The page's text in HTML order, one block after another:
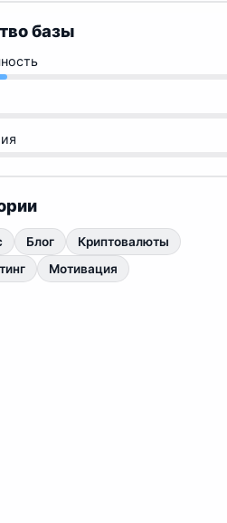
базы
Блог
Криптовалюты
Мотивация